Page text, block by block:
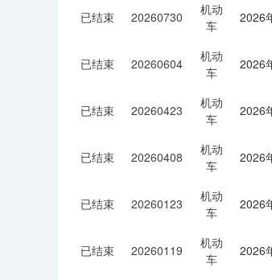
已结束 20260730
机动
车
2026
已结束 20260604
机动
车
2026
已结束 20260423
机动
车
2026
已结束 20260408
机动
车
2026
已结束 20260123
机动
车
2026
已结束 20260119
机动
车
2026